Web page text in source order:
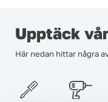
Upptäck
Här nedan hittar några